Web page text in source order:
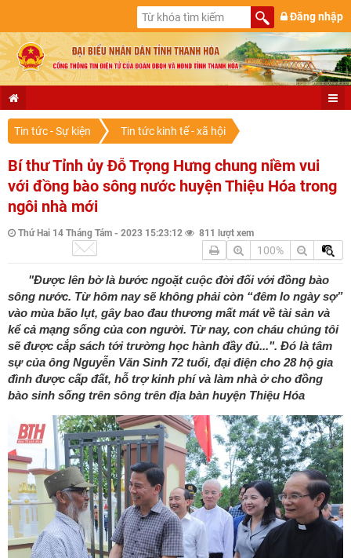
Đăng nhập
Tin tức - Sự kiện Tin tức kinh tế - xã hội
Bí thư Tỉnh ủy Đỗ Trọng Hưng chung niềm vui
với đồng bào sông nước huyện Thiệu Hóa trong
ngôi nhà mới
Thứ Hai 14 Tháng Tám - 2023 15:23:12 811 lượt xem
100%
"Được lên bờ là bước ngoặt cuộc đời đối với đồng bào
sông nước. Từ hôm nay sẽ không phải còn “đêm lo ngày sợ”
vào mùa bão lụt, gây bao đau thương mất mát về tài sản và
kể cả mạng sống của con người. Từ nay, con cháu chúng tôi
sẽ được cắp sách tới trường học hành đầy đủ...". Đó là tâm
sự của ông Nguyễn Văn Sinh 72 tuổi, đại điện cho 28 hộ gia
đình được cấp đất, hỗ trợ kinh phí và làm nhà ở cho đồng
bào sinh sống trên sông trên địa bàn huyện Thiệu Hóa